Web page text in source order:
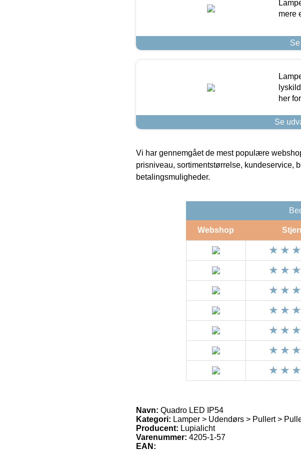
mere
her
Se
Vi har gennemgået de mest populære
prisniveau, sortimentstørrelse, kundeservice,
betalingsmuligheder.
Webshop
Navn: Quadro LED IP54
Kategori: Lamper > Udendørs > Pullert >
Producent: Lupialicht
Varenummer: 4205-1-57
EAN: